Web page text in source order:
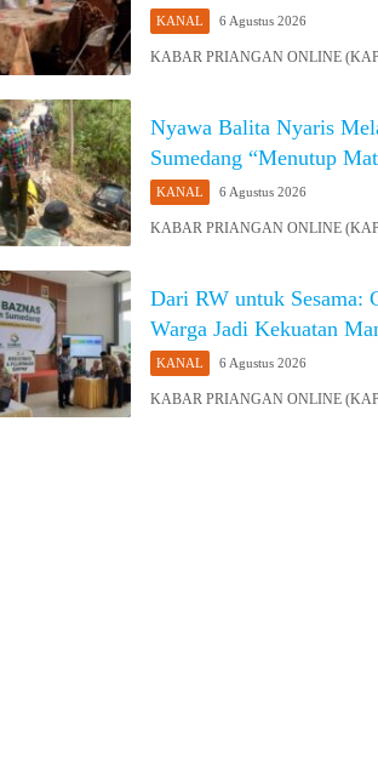
KANAL 6 Agustus 2026
KABAR PRIANGAN ONLINE
Nyawa Balita Nyaris
Sumedang “Menutup
KANAL 6 Agustus 2026
KABAR PRIANGAN ONLINE
Dari RW untuk Sesama:
Warga Jadi Kekuatan
KANAL 6 Agustus 2026
KABAR PRIANGAN ONLINE